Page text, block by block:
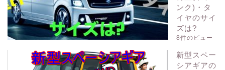
ンク)・タ
イヤのサイ
ズは?
8件のビュー
新型スペー
シアギアの